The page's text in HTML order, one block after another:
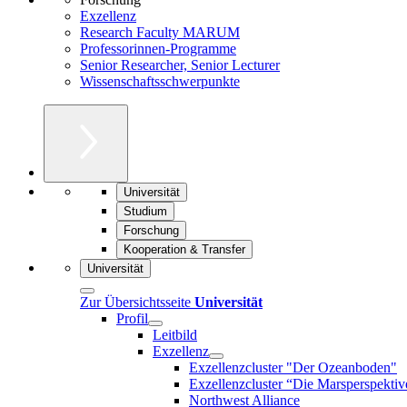
Exzellenz
Research Faculty MARUM
Professorinnen-Programme
Senior Researcher, Senior Lecturer
Wissenschaftsschwerpunkte
Universität
Studium
Forschung
Kooperation & Transfer
Universität
Zur Übersichtsseite Universität
Profil
Leitbild
Exzellenz
Exzellenzcluster "Der Ozeanboden"
Exzellenzcluster “Die
Northwest Alliance